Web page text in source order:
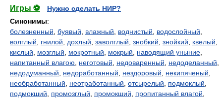
Игры ⚽
Нужно сделать НИР?
Синонимы:
болезненный буявый влажный воднистый водослойный
волглый
гнилой дохлый заволглый знобкий знойкий квелый
кислый
мозглый мокротный мокрый наводящий уныние
напитанный влагою
неготовый недоваренный недоделанный
недодуманный
недоработанный нездоровый некипяченый
необработанный
неотработанный отсырелый подмоклый
подмокший
промозглый промокший пропитанный влагой